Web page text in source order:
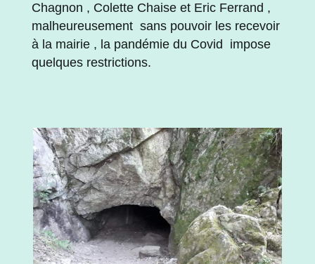
Chagnon , Colette Chaise et Eric Ferrand ,
malheureusement sans pouvoir les recevoir
à la mairie , la pandémie du Covid impose
quelques restrictions.